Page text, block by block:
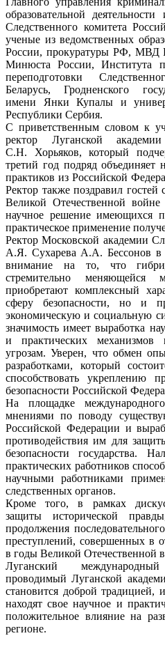
образовательной
Следственного комитета
ученые из ведомственных
России, прокуратуры РФ,
Минюста России, Института
переподготовки
Беларусь, Гродненского
имени Янки Купалы и
Республики Сербия.
С приветственным словом к
ректор Луганской
С.Н. Хорьяков, который
третий год подряд
практиков из Российской
Ректор также поздравил
Великой Отечественной
научное решение имеющихся
практическое применение
Ректор Московской академии
А.Я. Сухарева А.А. Бессонов в
внимание на то, что
стремительно меняющейся
приобретают комплексный
сферу безопасности, но и
экономическую и социальную
значимость имеет выработка
и практических механизмов
угрозам. Уверен, что обмен
разработками, который
способствовать укреплению
безопасности Российской
На площадке
мнениями по поводу
Российской Федерации и
противодействия им для
безопасности государства.
практических работников
научными работниками
следственных органов.
Кроме того, в рамках
защиты исторической
продолжения
преступлений, совершенных в
в годы Великой Отечественной
Луганский
проводимый Луганской
становится доброй традицией,
находят свое научное и
положительное влияние на
регионе.